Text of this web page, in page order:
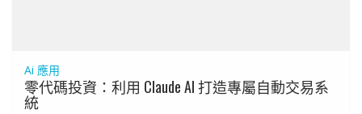
Ai 應用
零代碼投資：利用 Claude AI 打造專屬自動交易系
統